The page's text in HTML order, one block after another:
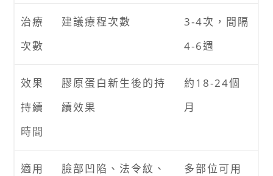
治療
次數
建議療程次數
3-4次，間隔
4-6週
效果
持續
時間
膠原蛋白新生後的持
續效果
約18-24個
月
適用
臉部凹陷、法令紋、
多部位可用